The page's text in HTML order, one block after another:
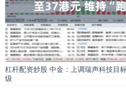
杠杆配资炒股 中金：上调瑞声科技目
级